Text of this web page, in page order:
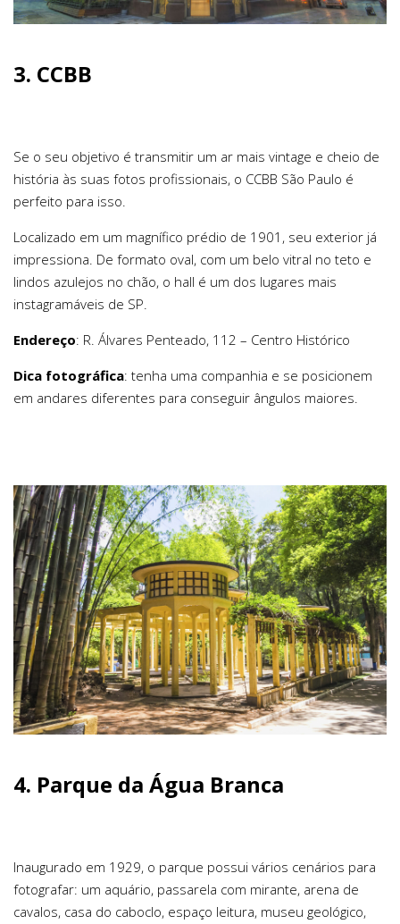
3. CCBB
Se o seu objetivo é transmitir um ar mais vintage e cheio de
história às suas fotos profissionais, o CCBB São Paulo é
perfeito para isso.
Localizado em um magnífico prédio de 1901, seu exterior já
impressiona. De formato oval, com um belo vitral no teto e
lindos azulejos no chão, o hall é um dos lugares mais
instagramáveis de SP.
Endereço: R. Álvares Penteado, 112 – Centro Histórico
Dica fotográfica: tenha uma companhia e se posicionem
em andares diferentes para conseguir ângulos maiores.
4. Parque da Água Branca
Inaugurado em 1929, o parque possui vários cenários para
fotografar: um aquário, passarela com mirante, arena de
cavalos, casa do caboclo, espaço leitura, museu geológico,